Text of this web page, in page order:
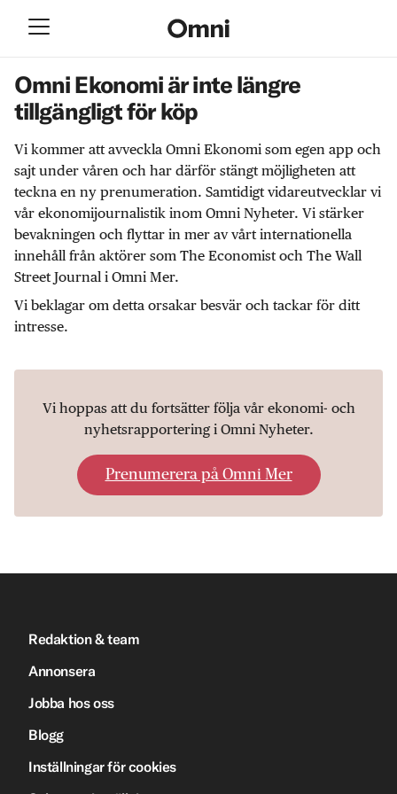
Omni Ekonomi är inte längre
tillgängligt för köp
Vi kommer att avveckla Omni Ekonomi som egen app och
sajt under våren och har därför stängt möjligheten att
teckna en ny prenumeration. Samtidigt vidareutvecklar vi
vår ekonomijournalistik inom Omni Nyheter. Vi stärker
bevakningen och flyttar in mer av vårt internationella
innehåll från aktörer som The Economist och The Wall
Street Journal i Omni Mer.
Vi beklagar om detta orsakar besvär och tackar för ditt
intresse.
Vi hoppas att du fortsätter följa vår ekonomi- och
nyhetsrapportering i Omni Nyheter.
Prenumerera på Omni Mer
Redaktion & team
Annonsera
Jobba hos oss
Blogg
Inställningar för cookies